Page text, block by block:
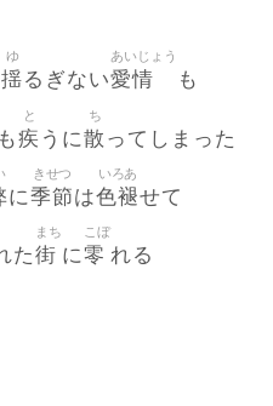
揺
ゆ
るぎない愛情
あいじょう
も
も疾
と
うに散
ち
ってしまった
に季節
きせつ
は色褪
いろあ
せて
た街
まち
に零
こぼ
れる